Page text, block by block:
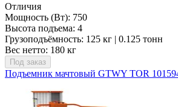
Отличия
Мощность (Вт): 750
Высота подъема: 4
Грузоподъёмность: 125 кг | 0.125 тонн
Вес нетто: 180 кг
Под заказ
Подъемник мачтовый GTWY TOR